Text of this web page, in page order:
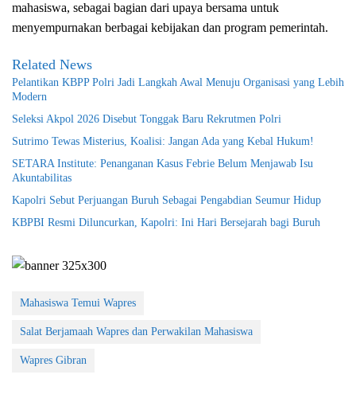
mahasiswa, sebagai bagian dari upaya bersama untuk
menyempurnakan berbagai kebijakan dan program pemerintah.
Related News
Pelantikan KBPP Polri Jadi Langkah Awal Menuju Organisasi yang Lebih
Modern
Seleksi Akpol 2026 Disebut Tonggak Baru Rekrutmen Polri
Sutrimo Tewas Misterius, Koalisi: Jangan Ada yang Kebal Hukum!
SETARA Institute: Penanganan Kasus Febrie Belum Menjawab Isu
Akuntabilitas
Kapolri Sebut Perjuangan Buruh Sebagai Pengabdian Seumur Hidup
KBPBI Resmi Diluncurkan, Kapolri: Ini Hari Bersejarah bagi Buruh
Mahasiswa Temui Wapres
Salat Berjamaah Wapres dan Perwakilan Mahasiswa
Wapres Gibran